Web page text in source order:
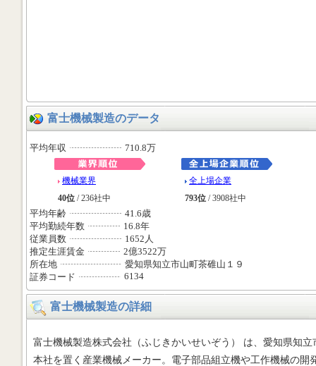
富士機械製造のデータ
平均年収 710.8万
機械業界
40位 / 236社中
全上場企業
793位 / 3908社中
平均年齢
41.6歳
平均勤続年数
16.8年
従業員数
1652人
推定生涯賃金
2億3522万
所在地
愛知県知立市山町茶碓山１９
証券コード
6134
富士機械製造の詳細
富士機械製造株式会社（ふじきかいせいぞう） は、愛知県知立
本社を置く産業機械メーカー。電子部品組立機や工作機械の開